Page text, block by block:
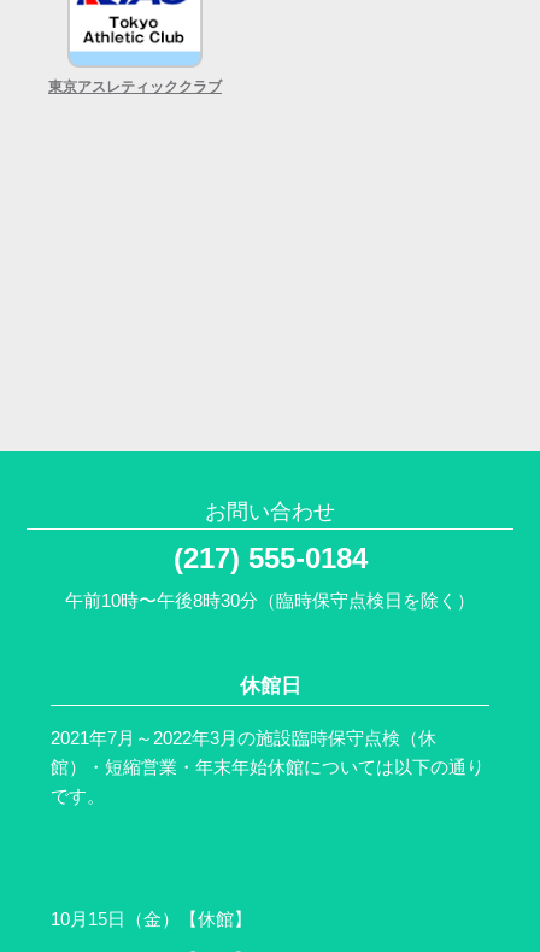
東京アスレティッククラブ
お問い合わせ
(217) 555-0184
午前10時〜午後8時30分（臨時保守点検日を除く）
休館日
2021年7月～2022年3月の施設臨時保守点検（休
館）・短縮営業・年末年始休館については以下の通り
です。
10月15日（金）【休館】